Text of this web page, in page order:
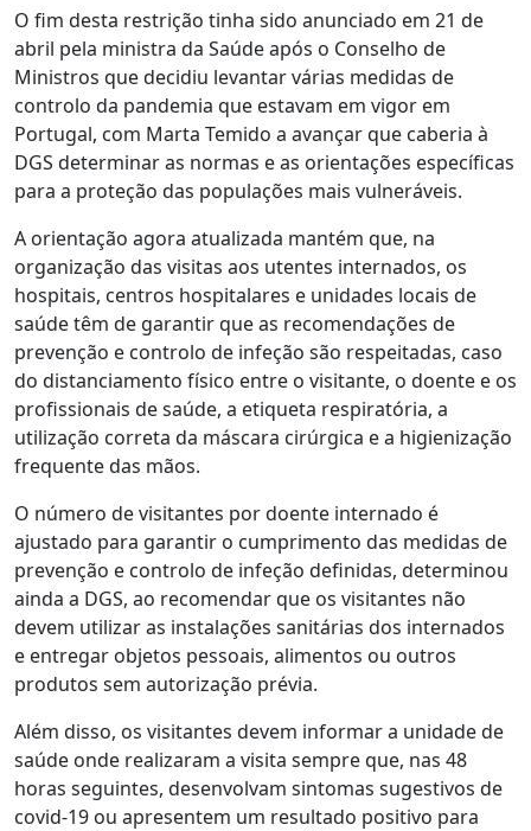
O fim desta restrição tinha sido anunciado em 21 de
abril pela ministra da Saúde após o Conselho de
Ministros que decidiu levantar várias medidas de
controlo da pandemia que estavam em vigor em
Portugal, com Marta Temido a avançar que caberia à
DGS determinar as normas e as orientações específicas
para a proteção das populações mais vulneráveis.
A orientação agora atualizada mantém que, na
organização das visitas aos utentes internados, os
hospitais, centros hospitalares e unidades locais de
saúde têm de garantir que as recomendações de
prevenção e controlo de infeção são respeitadas, caso
do distanciamento físico entre o visitante, o doente e os
profissionais de saúde, a etiqueta respiratória, a
utilização correta da máscara cirúrgica e a higienização
frequente das mãos.
O número de visitantes por doente internado é
ajustado para garantir o cumprimento das medidas de
prevenção e controlo de infeção definidas, determinou
ainda a DGS, ao recomendar que os visitantes não
devem utilizar as instalações sanitárias dos internados
e entregar objetos pessoais, alimentos ou outros
produtos sem autorização prévia.
Além disso, os visitantes devem informar a unidade de
saúde onde realizaram a visita sempre que, nas 48
horas seguintes, desenvolvam sintomas sugestivos de
covid-19 ou apresentem um resultado positivo para